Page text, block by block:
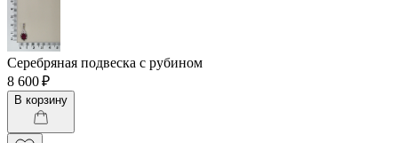
Серебряная подвеска с рубином
8 600 ₽
В корзину